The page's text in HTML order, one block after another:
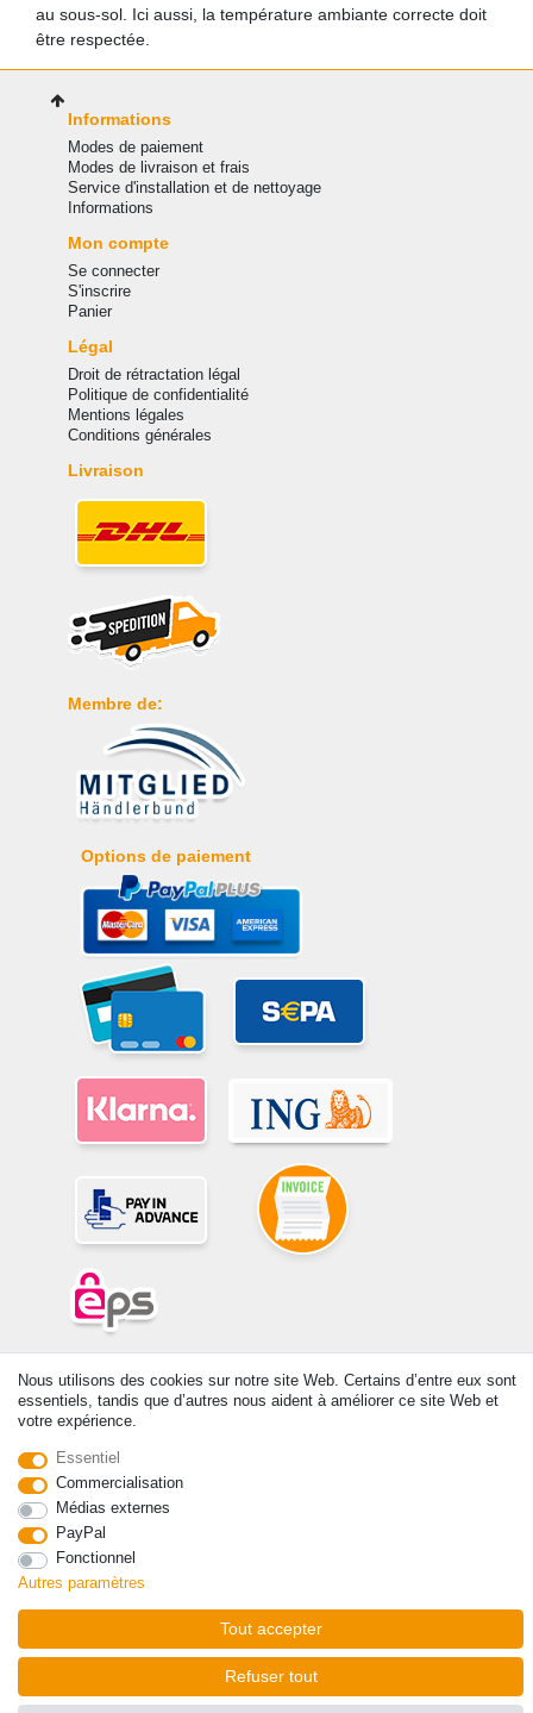
au sous-sol. Ici aussi, la température ambiante correcte doit
être respectée.
Informations
Modes de paiement
Modes de livraison et frais
Service d'installation et de nettoyage
Informations
Mon compte
Se connecter
S'inscrire
Panier
Légal
Droit de rétractation légal
Politique de confidentialité
Mentions légales
Conditions générales
Livraison
Membre de:
Options de paiement
prix indiqués par le Vendeur au moment de la commande sont libellés
en Euros TTC. Les conditions s’appliquent aux livraisons en France !
Nous utilisons des cookies sur notre site Web. Certains d’entre eux sont
essentiels, tandis que d’autres nous aident à améliorer ce site Web et
votre expérience.
Essentiel
Commercialisation
Médias externes
PayPal
Fonctionnel
Autres paramètres
Tout accepter
Refuser tout
Rétracter le contrat ici